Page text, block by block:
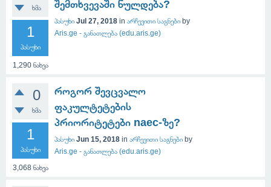
ხმა
1
პასუხი
1,290ნახვა
შემთხვევაში ნულდება?
პასუხი Jul 27, 2018 in არჩევითი საგნები by
Aris.ge - განათლება (edu.aris.ge)
0
ხმა
1
პასუხი
3,068 ნახვა
როგორ შევცვალო
ფაკულტეტების
პრიორიტეტები naec-ზე?
პასუხი Jun 15, 2018 in არჩევითი საგნები by
Aris.ge - განათლება (edu.aris.ge)